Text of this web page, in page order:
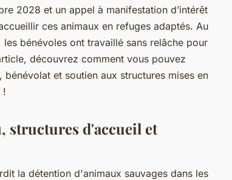
2028 et un appel à manifestation d’intérêt
ces animaux en refuges adaptés. Au
bénévoles ont travaillé sans relâche pour
découvrez comment vous pouvez
et soutien aux structures mises en
!
structures d'accueil et
la détention d'animaux sauvages dans les